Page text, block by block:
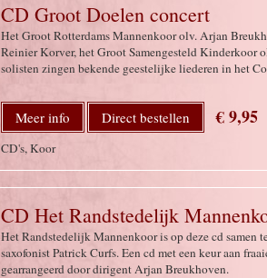
CD Groot Doelen concert
Het Groot Rotterdams Mannenkoor olv. Arjan
Reinier Korver, het Groot Samengesteld Kinderkoor
solisten zingen bekende geestelijke liederen in het
Meer info Direct bestellen € 9,95
CD's, Koor
CD Het Randstedelijk
Het Randstedelijk Mannenkoor is op deze cd samen
saxofonist Patrick Curfs. Een cd met een keur aan
gearrangeerd door dirigent Arjan Breukhoven.